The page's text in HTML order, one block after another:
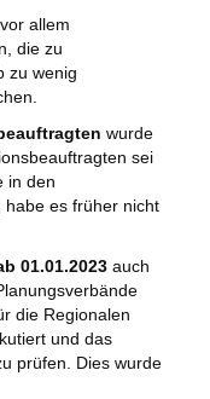
allem
die zu
zu wenig
wurde
sei
in den
habe es früher nicht
01.01.2023 auch
die Regionalen
und das
prüfen. Dies wurde